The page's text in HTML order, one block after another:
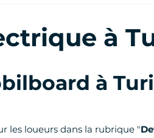
Vélo
à
à
les loueurs dans la rubrique "